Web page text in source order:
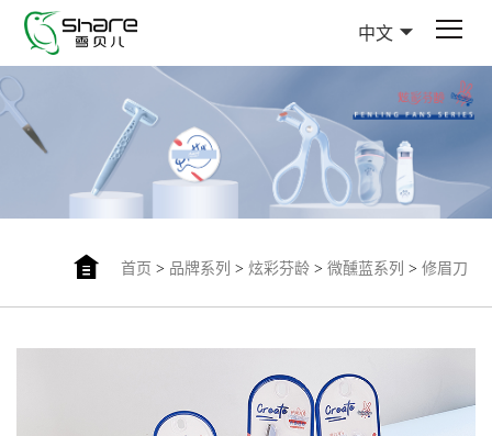
中文
首页 > 品牌系列 > 炫彩芬龄> 微醺蓝系列 > 修眉刀